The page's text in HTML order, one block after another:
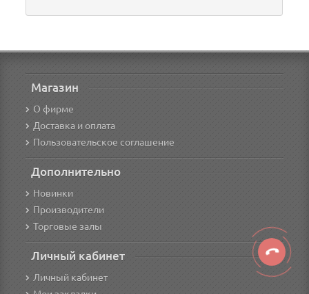
Магазин
О фирме
Доставка и оплата
Пользовательское соглашение
Дополнительно
Новинки
Производители
Торговые залы
Личный кабинет
Личный кабинет